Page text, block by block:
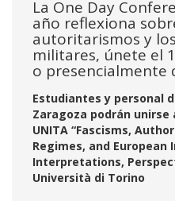
La One Day
año reflexiona
autoritarismos y
militares, únete el
o presencialmente
Estudiantes y personal
Zaragoza podrán
UNITA “Fascisms,
Regimes, and
Interpretations,
Università di Torino